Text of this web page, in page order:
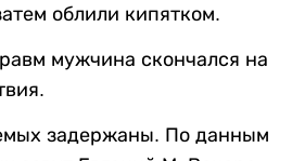
облили кипятком.
мужчина скончался на
задержаны. По данным